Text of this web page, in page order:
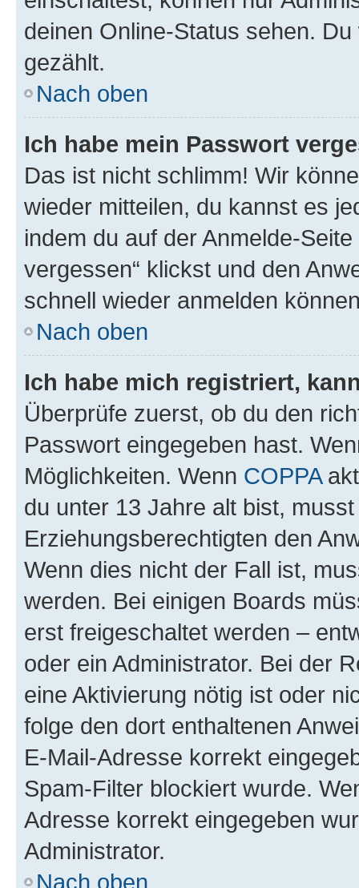
deinen Online-Status sehen.
gezählt.
Nach oben
Ich habe mein Passwort
Das ist nicht schlimm! Wir
wieder mitteilen, du kannst es
indem du auf der Anmelde-
vergessen“ klickst und den
schnell wieder anmelden
Nach oben
Ich habe mich registriert,
Überprüfe zuerst, ob du den
Passwort eingegeben hast.
Möglichkeiten. Wenn COPPA
du unter 13 Jahre alt bist,
Erziehungsberechtigten den
Wenn dies nicht der Fall ist,
werden. Bei einigen Boards
erst freigeschaltet werden –
oder ein Administrator. Bei der
eine Aktivierung nötig ist oder
folge den dort enthaltenen
E-Mail-Adresse korrekt
Spam-Filter blockiert wurde.
Adresse korrekt eingegeben
Administrator.
Nach oben